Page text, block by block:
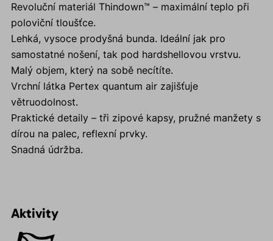
Revoluční materiál Thindown™ – maximální teplo při
poloviční tloušťce.
Lehká, vysoce prodyšná bunda. Ideální jak pro
samostatné nošení, tak pod hardshellovou vrstvu.
Malý objem, který na sobě necítíte.
Vrchní látka Pertex quantum air zajišťuje
větruodolnost.
Praktické detaily – tři zipové kapsy, pružné manžety s
dírou na palec, reflexní prvky.
Snadná údržba.
Aktivity